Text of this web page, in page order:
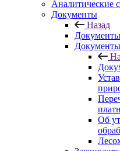
Аналитические
Документы
Назад
Документы
Об